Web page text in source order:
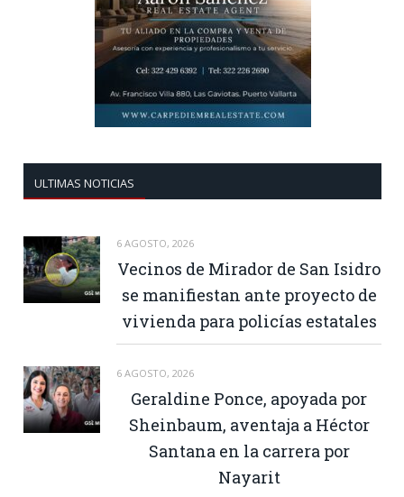
ULTIMAS NOTICIAS
6 AGOSTO, 2026
Vecinos de Mirador de San Isidro
se manifiestan ante proyecto de
vivienda para policías estatales
6 AGOSTO, 2026
Geraldine Ponce, apoyada por
Sheinbaum, aventaja a Héctor
Santana en la carrera por
Nayarit